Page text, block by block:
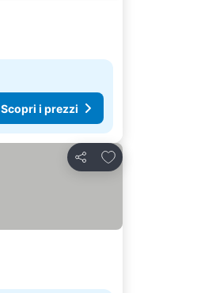
Scopri i prezzi
Condividi
Aggiungi ai